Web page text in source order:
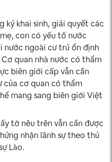
ký khai sinh, giải quyết các
con có yếu tố nước
nước ngoài cư trú ổn định
quan nhà nước có thẩm
biên giới cấp vẫn cần
của cơ quan có thẩm
mang sang biên giới Việt
tờ nêu trên vẫn cần được
nhận lãnh sự theo thủ
Lào.